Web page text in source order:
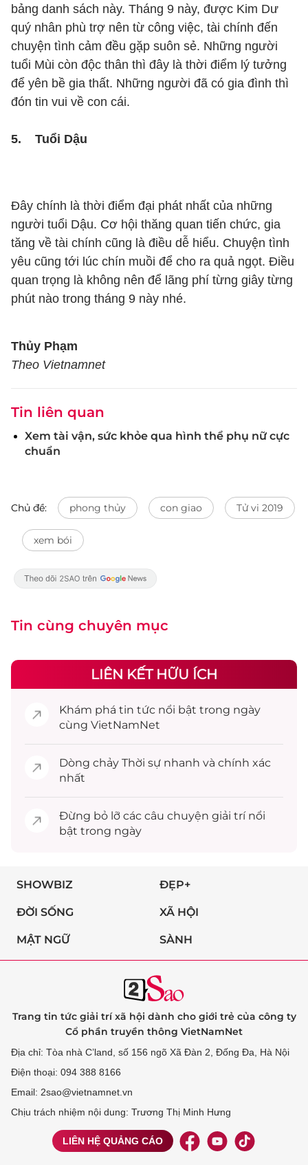
bảng danh sách này. Tháng 9 này, được Kim Dư
quý nhân phù trợ nên từ công việc, tài chính đến
chuyện tình cảm đều gặp suôn sẻ. Những người
tuổi Mùi còn độc thân thì đây là thời điểm lý tưởng
để yên bề gia thất. Những người đã có gia đình thì
đón tin vui về con cái.
5. Tuổi Dậu
Đây chính là thời điểm đại phát nhất của những
người tuổi Dậu. Cơ hội thăng quan tiến chức, gia
tăng về tài chính cũng là điều dễ hiểu. Chuyện tình
yêu cũng tới lúc chín muồi để cho ra quả ngọt. Điều
quan trọng là không nên để lãng phí từng giây từng
phút nào trong tháng 9 này nhé.
Thủy Phạm
Theo Vietnamnet
Tin liên quan
Xem tài vận, sức khỏe qua hình thể phụ nữ cực
chuẩn
Chủ đề: phong thủy con giao Tử vi 2019
xem bói
Tin cùng chuyên mục
LIÊN KẾT HỮU ÍCH
Khám phá tin tức nổi bật trong ngày
cùng VietNamNet
Dòng chảy Thời sự nhanh và chính xác
nhất
Đừng bỏ lỡ các câu chuyện giải trínổi
bật trong ngày
SHOWBIZ ĐẸP+
ĐỜI SỐNG XÃ HỘI
MẬT NGỮ SÀNH
Trang tin tức giải trí xã hội dành cho giới trẻ của công ty
Cổ phần truyền thông VietNamNet
Địa chỉ: Tòa nhà C’land, số 156 ngõ Xã Đàn 2, Đống Đa, Hà Nội
Điện thoại: 094 388 8166
Email: 2sao@vietnamnet.vn
Chịu trách nhiệm nội dung: Trương Thị Minh Hưng
LIÊN HỆ QUẢNG CÁO